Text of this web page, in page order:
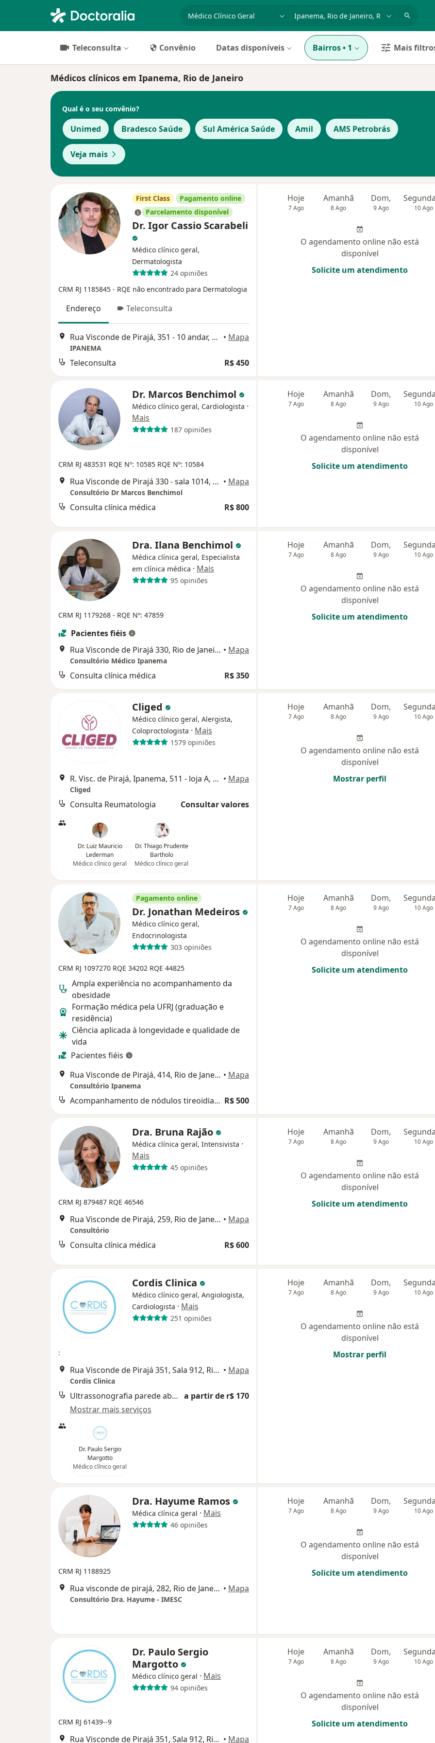
especialidade, doença ou nome
Teleconsulta Convênio Datas disponíveis Bairros• 1 Mais
Médicos clínicos em Ipanema, Rio de Janeiro
Qual é o seu convênio?
Unimed Bradesco Saúde Sul América Saúde Amil AMS Petrobrás
Veja mais
First Class
Pagamento online
Parcelamento disponível
Dr. Igor Cassio Scarabeli
Médico clínico geral,
Dermatologista
24 opiniões
CRM RJ 1185845 - RQE não encontrado para Dermatologia
Endereço Teleconsulta
Rua Visconde de Pirajá, 351 - 10 andar, Rio de Janeiro • Mapa
IPANEMA
Teleconsulta R$ 450
Hoje
7 Ago
Amanhã
8 Ago
Dom,
9 Ago 10 Ago
O agendamento online não está
disponível
Solicite um atendimento
Dr. Marcos Benchimol
Médico clínico geral, Cardiologista ·
Mais
187 opiniões
CRM RJ 483531 RQE Nº: 10585 RQE Nº: 10584
Rua Visconde de Pirajá 330 - sala 1014, Rio de Janeiro • Mapa
Consultório Dr Marcos Benchimol
Consulta clínica médica R$ 800
Hoje
7 Ago
Amanhã
8 Ago
Dom,
9 Ago 10 Ago
O agendamento online não está
disponível
Solicite um atendimento
Dra. Ilana Benchimol
Médica clínica geral, Especialista
em clínica médica · Mais
95 opiniões
CRM RJ 1179268 - RQE Nº: 47859
Pacientes fiéis
Rua Visconde de Pirajá 330, Rio de Janeiro • Mapa
Consultório Médico Ipanema
Consulta clínica médica R$ 350
Hoje
7 Ago
Amanhã
8 Ago
Dom,
9 Ago 10 Ago
O agendamento online não está
disponível
Solicite um atendimento
Cliged
Médico clínico geral, Alergista,
Coloproctologista · Mais
1579 opiniões
R. Visc. de Pirajá, Ipanema, 511 - loja A, Rio de Janeiro • Mapa
Cliged
Consulta Reumatologia Consultar valores
Dr. Luiz Mauricio
Lederman
Médico clínico geral
Dr. Thiago Prudente
Bartholo
Médico clínico geral
Hoje
7 Ago
Amanhã
8 Ago
Dom,
9 Ago 10 Ago
O agendamento online não está
disponível
Mostrar perfil
Pagamento online
Dr. Jonathan Medeiros
Médico clínico geral,
Endocrinologista
303 opiniões
CRM RJ 1097270 RQE 34202 RQE 44825
Ampla experiência no acompanhamento da
obesidade
Formação médica pela UFRJ (graduação e
residência)
Ciência aplicada à longevidade e qualidade de
vida
Pacientes fiéis
Rua Visconde de Pirajá, 414, Rio de Janeiro • Mapa
Consultório Ipanema
Acompanhamento de nódulos tireoidianos R$ 500
Hoje
7 Ago
Amanhã
8 Ago
Dom,
9 Ago 10 Ago
O agendamento online não está
disponível
Solicite um atendimento
Dra. Bruna Rajão
Médica clínica geral, Intensivista ·
Mais
45 opiniões
CRM RJ 879487 RQE 46546
Rua Visconde de Pirajá, 259, Rio de Janeiro • Mapa
Consultório
Consulta clínica médica R$ 600
Hoje
7 Ago
Amanhã
8 Ago
Dom,
9 Ago 10 Ago
O agendamento online não está
disponível
Solicite um atendimento
Cordis Clinica
Médico clínico geral, Angiologista,
Cardiologista · Mais
251 opiniões
:
Rua Visconde de Pirajá 351, Sala 912, Rio de Janeiro • Mapa
Cordis Clinica
Ultrassonografia parede abdominal a partir de r$ 170
Mostrar mais serviços
Dr. Paulo Sergio
Margotto
Médico clínico geral
Hoje
7 Ago
Amanhã
8 Ago
Dom,
9 Ago 10 Ago
O agendamento online não está
disponível
Mostrar perfil
Dra. Hayume Ramos
Médica clínica geral · Mais
46 opiniões
CRM RJ 1188925
Rua visconde de pirajá, 282, Rio de Janeiro • Mapa
Consultório Dra. Hayume - IMESC
Hoje
7 Ago
Amanhã
8 Ago
Dom,
9 Ago 10 Ago
O agendamento online não está
disponível
Solicite um atendimento
Dr. Paulo Sergio
Margotto
Médico clínico geral · Mais
94 opiniões
CRM RJ 61439--9
Rua Visconde de Pirajá 351, Sala 912, Rio de Janeiro • Mapa
Hoje
7 Ago
Amanhã
8 Ago
Dom,
9 Ago 10 Ago
O agendamento online não está
disponível
Solicite um atendimento